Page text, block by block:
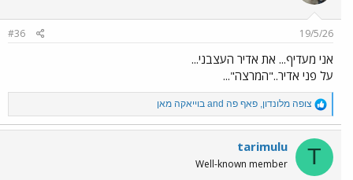
א
ר
19/5/26
#36
אני מעדיף... את אדיר העצבני...
על פני אדיר.."המרצה"...
R
e
a
c
t
צופה מלונדון פאף פה בוייאקה מאן
T
tarimulu
Well-known member